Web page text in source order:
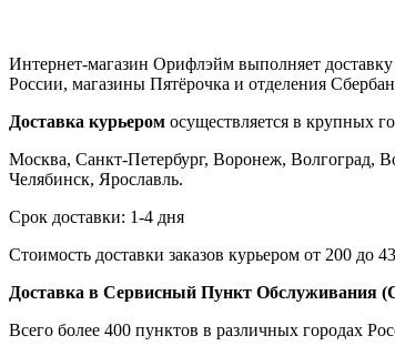
Интернет-магазин Орифлэйм выполняет
России, магазины Пятёрочка и отделения
Доставка курьером осуществляется в крупных
Москва, Санкт-Петербург, Воронеж, Волгоград,
Челябинск, Ярославль.
Срок доставки: 1-4 дня
Стоимость доставки заказов курьером от 200 до
Доставка в Сервисный Пункт Обслуживания
Всего более 400 пунктов в различных городах